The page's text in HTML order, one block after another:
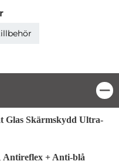
Glas Skärmskydd Ultra-
+ Anti-blå